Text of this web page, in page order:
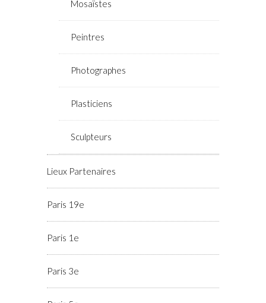
Mosaïstes
Peintres
Photographes
Plasticiens
Sculpteurs
Lieux Partenaires
Paris 19e
Paris 1e
Paris 3e